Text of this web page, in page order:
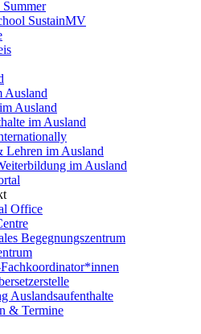
SustainMV
Ausland
Ausland
im Ausland
Lehren im Ausland
im Ausland
Office
Begegnungszentrum
Auslandsaufenthalte
& Termine